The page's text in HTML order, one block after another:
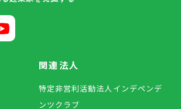
関連法人
特定非営利活動法人インデペンデ
ンツクラブ